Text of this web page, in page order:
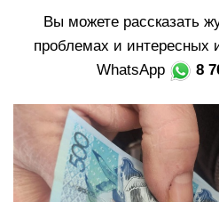
Вы можете рассказать
проблемах и интересных
WhatsApp
8